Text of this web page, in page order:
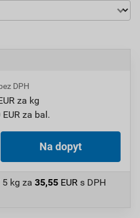
DPH
za kg
EUR za bal.
Na dopyt
kg za 35,55 EUR s DPH